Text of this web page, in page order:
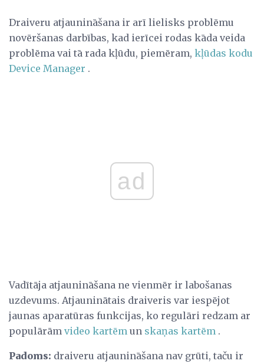
Draiveru atjaunināšana ir arī lielisks problēmu
novēršanas darbības, kad ierīcei rodas kāda veida
problēma vai tā rada kļūdu, piemēram, kļūdas kodu
Device Manager .
ad
Vadītāja atjaunināšana ne vienmēr ir labošanas
uzdevums. Atjauninātais draiveris var iespējot
jaunas aparatūras funkcijas, ko regulāri redzam ar
populārām video kartēm un skaņas kartēm .
Padoms: draiveru atjaunināšana nav grūti, taču ir